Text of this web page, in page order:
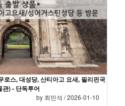
로스, 대성당, 산티아고 요새, 필리핀국
관) - 단독투어
by 최민석 / 2026-01-10